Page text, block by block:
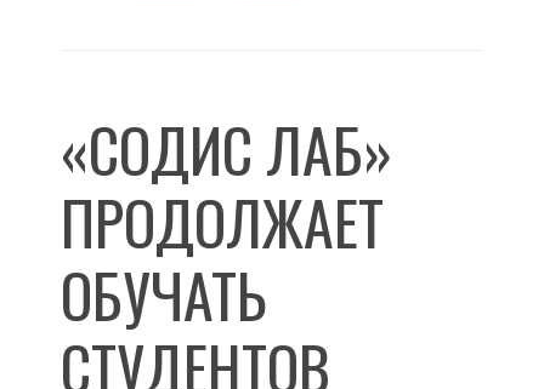
«СОДИС ЛАБ»
ПРОДОЛЖАЕТ
ОБУЧАТЬ
СТУДЕНТОВ